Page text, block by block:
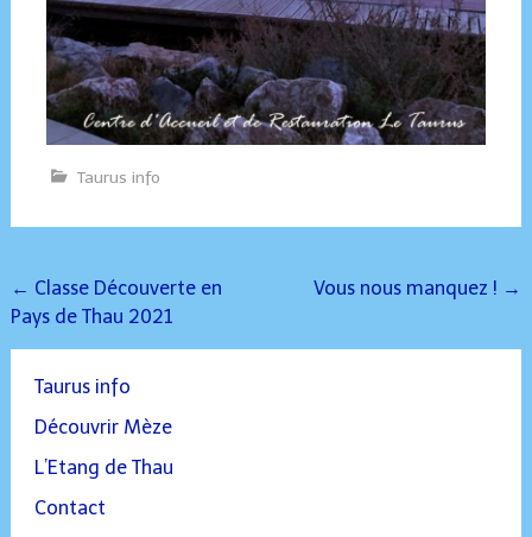
Taurus info
Post
navigation
← Classe Découverte en
Pays de Thau 2021
Vous nous manquez ! →
Taurus info
Découvrir Mèze
L’Etang de Thau
Contact